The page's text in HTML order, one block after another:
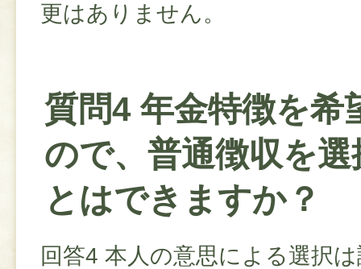
更はありません。
質問4 年金特徴を希
ので、普通徴収を
とはできますか？
回答4 本人の意思による選択